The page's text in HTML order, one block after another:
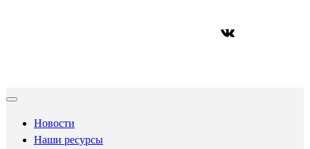
ВКонтакте
Новости
Наши ресурсы